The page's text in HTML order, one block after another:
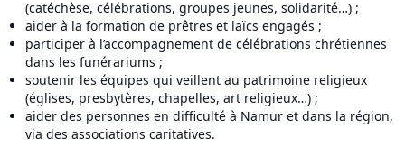
(catéchèse, célébrations, groupes jeunes, solidarité…) ;
aider à la formation de prêtres et laïcs engagés ;
participer à l’accompagnement de célébrations chrétiennes
dans les funérariums ;
soutenir les équipes qui veillent au patrimoine religieux
(églises, presbytères, chapelles, art religieux…) ;
aider des personnes en difficulté à Namur et dans la région,
via des associations caritatives.